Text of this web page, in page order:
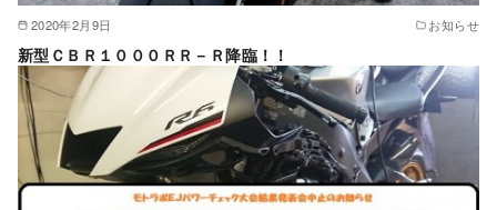
2020年2月9日 お知らせ
新型ＣＢＲ１０００ＲＲ－Ｒ降臨！！